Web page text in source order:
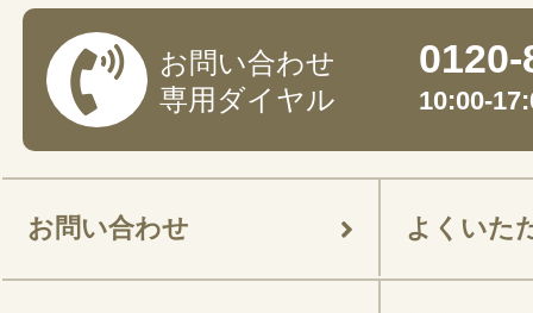
お問い合わせ
専用ダイヤル
10:00-
お問い合わせ よくいた